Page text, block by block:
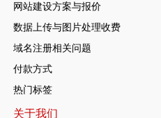
网站建设方案与报价
数据上传与图片处理收费
域名注册相关问题
付款方式
热门标签
关于我们